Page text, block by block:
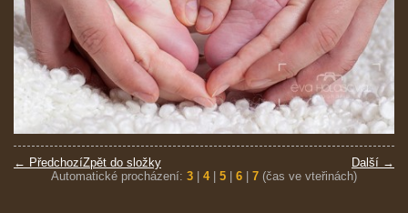
← Předchozí Další →
Zpět do složky
Automatické procházení: 3 4| 5 6 7 (čas ve vteřinách)